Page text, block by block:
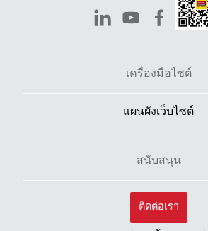
เครื่องมือไซต์
แผนผังเว็บไซต์
สนับสนุน
ติดต่อเรา